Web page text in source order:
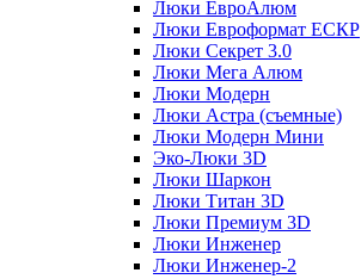
Люки ЕвроАлюм
Люки Евроформат ЕСКР
Люки Секрет 3.0
Люки Мега Алюм
Люки Модерн
Люки Астра (съемные)
Люки Модерн Мини
Эко-Люки 3D
Люки Шаркон
Люки Титан 3D
Люки Премиум 3D
Люки Инженер
Люки Инженер-2